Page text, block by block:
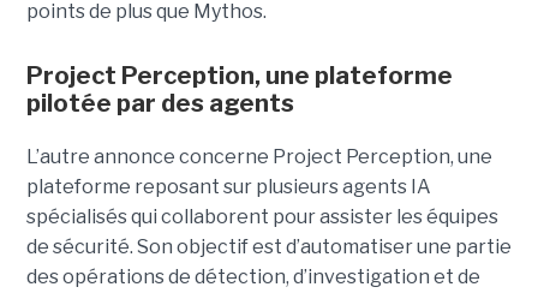
points de plus que Mythos.
Project Perception, une plateforme
pilotée par des agents
L’autre annonce concerne Project Perception, une
plateforme reposant sur plusieurs agents IA
spécialisés qui collaborent pour assister les équipes
de sécurité. Son objectif est d’automatiser une partie
des opérations de détection, d’investigation et de